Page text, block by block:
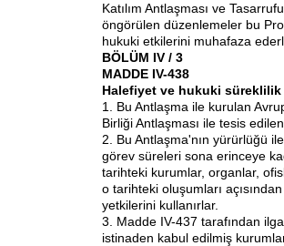
Katılım Antlaşması ve
öngörülen düzenlemeler bu
hukuki etkilerini muhafaza
BÖLÜM IV / 3
MADDE IV-438
Halefiyet ve hukuki süreklilik
1. Bu Antlaşma ile kurulan
Birliği Antlaşması ile tesis
2. Bu Antlaşma'nın yürürlüğü
görev süreleri sona erinceye
tarihteki kurumlar, organlar,
o tarihteki oluşumları
yetkilerini kullanırlar.
3. Madde IV-437 tarafından
istinaden kabul edilmiş